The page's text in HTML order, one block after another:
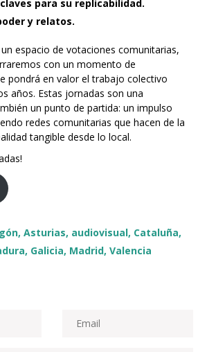
para su replicabilidad.
y relatos.
espacio de votaciones comunitarias,
con un momento de
pondrá en valor el trabajo colectivo
años. Estas jornadas son una
un punto de partida: un impulso
redes comunitarias que hacen de la
tangible desde lo local.
Asturias, audiovisual, Cataluña,
Galicia, Madrid, Valencia